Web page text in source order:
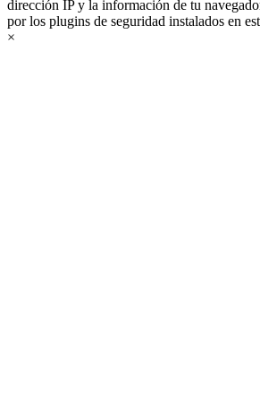
dirección IP y la información de tu
por los plugins de seguridad instalados en
×